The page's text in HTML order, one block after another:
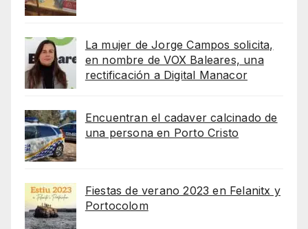
La mujer de Jorge Campos solicita,
en nombre de VOX Baleares, una
rectificación a Digital Manacor
Encuentran el cadaver calcinado de
una persona en Porto Cristo
Fiestas de verano 2023 en Felanitx y
Portocolom